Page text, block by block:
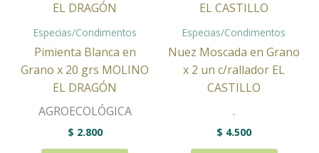
Especias/Condimentos
Pimienta Blanca en
Grano x 20 grs MOLINO
EL DRAGÓN
AGROECOLÓGICA
$ 2.800
Especias/Condimentos
Nuez Moscada en Grano
x 2 un c/rallador EL
CASTILLO
.
$ 4.500